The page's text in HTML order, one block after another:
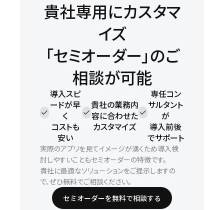
貴社専用にカスタマ
イズ
「セミオーダー」のご
相談が可能
check
導入スピ
ードが早
く
コストも
安い
check
貴社の業務内
容に合わせた
カスタマイズ
check
専任コン
サルタント
が
導入前後
でサポート
実際のアプリを見てイメージが湧くため導入検
討しやすいこともセミオーダーの特徴です。
貴社に最適なソリューションをご提示しますの
で、ぜひ無料でご相談ください。
セミオーダーを無料で相談する